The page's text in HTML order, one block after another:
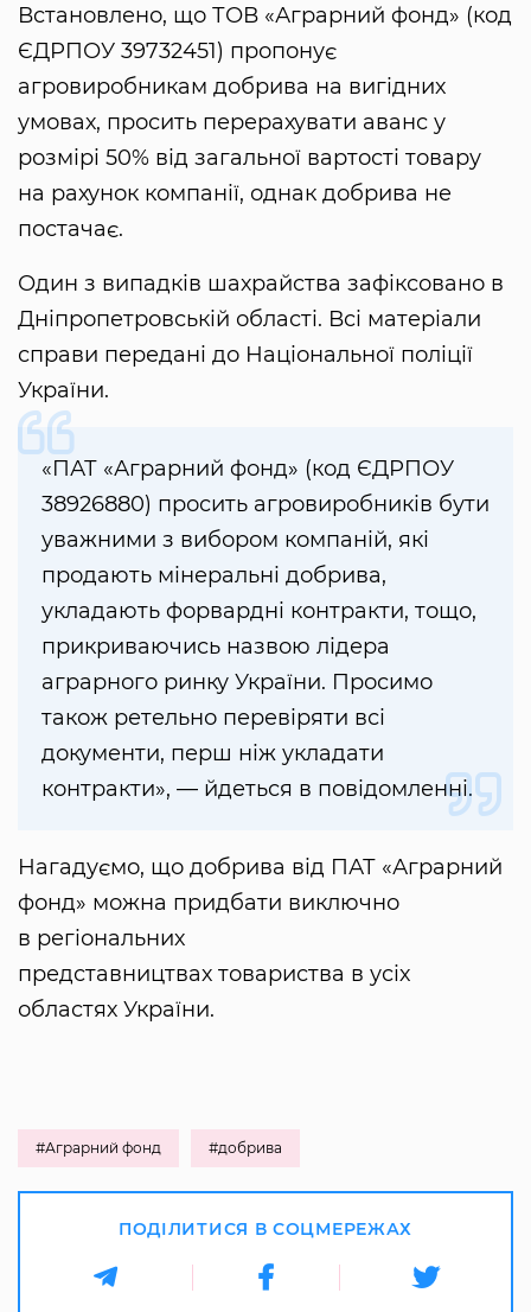
Встановлено, що ТОВ «Аграрний фонд» (код
ЄДРПОУ 39732451) пропонує
агровиробникам добрива на вигідних
умовах, просить перерахувати аванс у
розмірі 50% від загальної вартості товару
на рахунок компанії, однак добрива не
постачає.
Один з випадків шахрайства зафіксовано в
Дніпропетровській області. Всі матеріали
справи передані до Національної поліції
України.
«ПАТ «Аграрний фонд» (код ЄДРПОУ
38926880) просить агровиробників бути
уважними з вибором компаній, які
продають мінеральні добрива,
укладають форвардні контракти, тощо,
прикриваючись назвою лідера
аграрного ринку України. Просимо
також ретельно перевіряти всі
документи, перш ніж укладати
контракти», — йдеться в повідомленні.
Нагадуємо, що добрива від ПАТ «Аграрний
фонд» можна придбати виключно
в регіональних
представництвах товариства в усіх
областях України.
#Аграрний фонд #добрива
ПОДІЛИТИСЯ В СОЦМЕРЕЖАХ